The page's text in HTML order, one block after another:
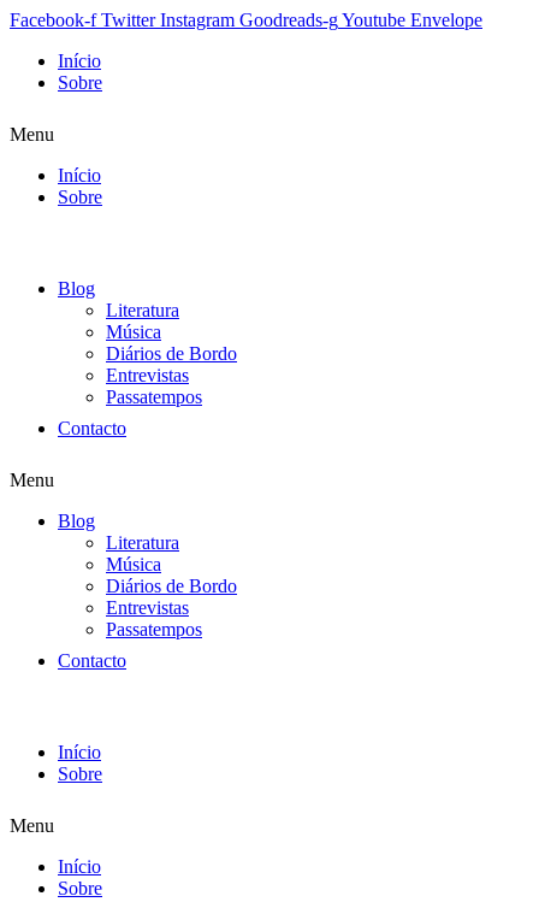
Facebook-f Twitter Instagram Goodreads-gYoutube Envelope
Início
Sobre
Menu
Início
Sobre
Blog
Literatura
Música
Diários de Bordo
Entrevistas
Passatempos
Contacto
Menu
Blog
Literatura
Música
Diários de Bordo
Entrevistas
Passatempos
Contacto
Início
Sobre
Menu
Início
Sobre